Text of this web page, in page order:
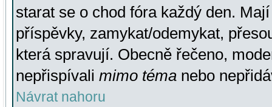
starat se o chod fóra každý den.
příspěvky, zamykat/odemykat,
která spravují. Obecně řečeno,
nepřispívali mimo téma nebo
Návrat nahoru